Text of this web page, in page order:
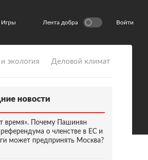
Игры Лента добра Войти
экология Деловой климат
новости
время». Почему Пашинян
референдума о членстве в ЕС и
может предпринять Москва?